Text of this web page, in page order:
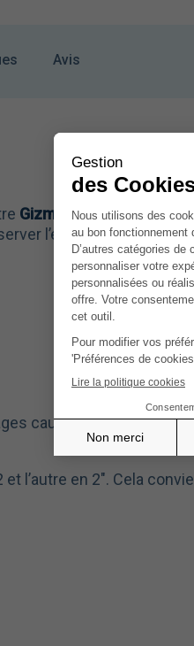
Avis
Gizmo
, la solution
l’eau, protéger vos
causés par le gel avec
l’autre en 2″. Cela